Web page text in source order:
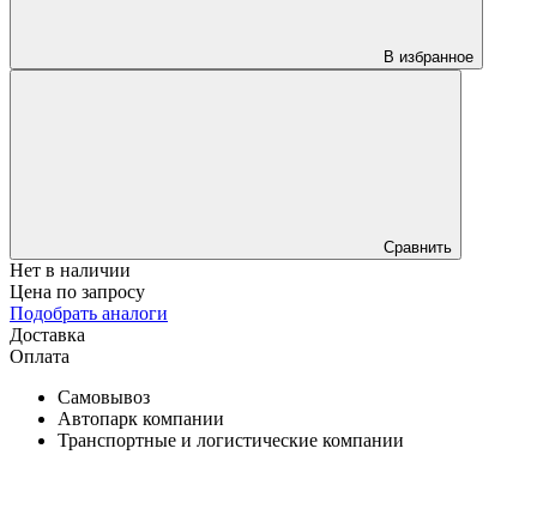
В избранное
Сравнить
Нет в наличии
Цена по запросу
Подобрать аналоги
Доставка
Оплата
Самовывоз
Автопарк компании
Транспортные и логистические компании